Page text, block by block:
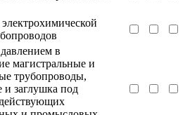
в
магистральные и
трубопроводы,
и заглушка под